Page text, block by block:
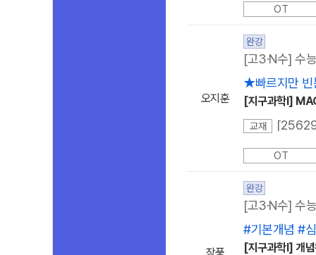
OT
오지훈
완강
[고3·N수] 수
★빠르지만 빈
[지구과학I]
교재
OT
완강
[고3·N수] 수
#기본개념 #
[지구과학I] 개